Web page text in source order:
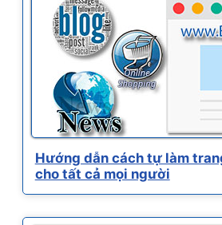
Hướng dẫn cách tự làm
cho tất cả mọi người